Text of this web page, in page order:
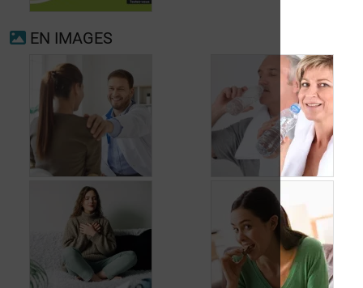
Insuffisance
pancréatique
exocrine
EN IMAGES
Quand consulter à
nouveau pour
migraine ou maux de
tête?
Prévenir les maux de
tête au jour le jour